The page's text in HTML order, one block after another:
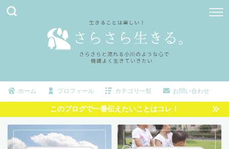
ホーム プロフィール カテゴリ一覧 お問い合わせ
このブログで一番伝えたいことはコレ！